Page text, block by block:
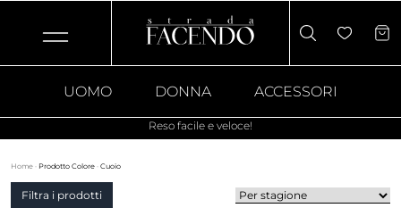
UOMO DONNA ACCESSORI
Reso facile e veloce!
Home · Prodotto Colore · Cuoio
Filtra i prodotti